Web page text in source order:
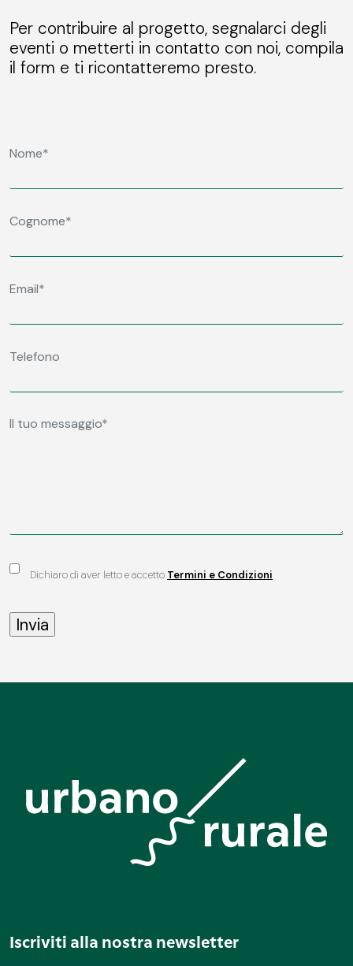
Per contribuire al progetto, segnalarci degli
eventi o metterti in contatto con noi, compila
il form e ti ricontatteremo presto.
Dichiaro di aver letto e accetto Termini e Condizioni
Iscriviti alla nostra newsletter